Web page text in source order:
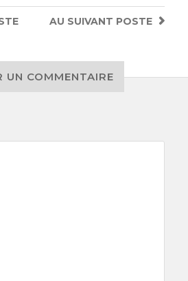
AU SUIVANT POSTE
UN COMMENTAIRE